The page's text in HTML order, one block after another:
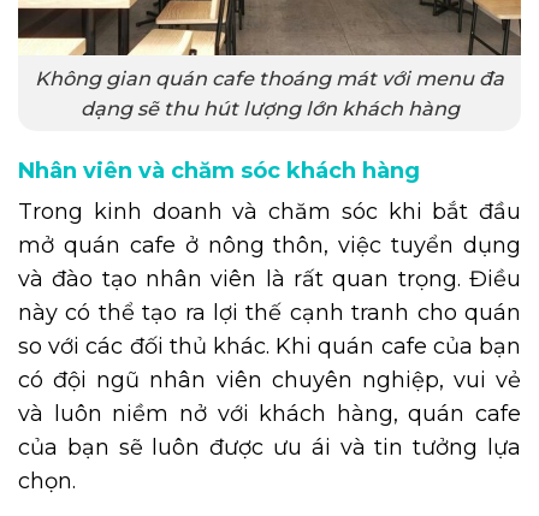
Không gian quán cafe thoáng mát với menu đa
dạng sẽ thu hút lượng lớn khách hàng
Nhân viên và chăm sóc khách hàng
Trong kinh doanh và chăm sóc khi bắt đầu
mở quán cafe ở nông thôn, việc tuyển dụng
và đào tạo nhân viên là rất quan trọng. Điều
này có thể tạo ra lợi thế cạnh tranh cho quán
so với các đối thủ khác. Khi quán cafe của bạn
có đội ngũ nhân viên chuyên nghiệp, vui vẻ
và luôn niềm nở với khách hàng, quán cafe
của bạn sẽ luôn được ưu ái và tin tưởng lựa
chọn.